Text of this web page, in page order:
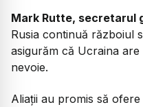
Mark Rutte, secretarul
Rusia continuă războiul
asigurăm că Ucraina
nevoie.
Aliații au promis să ofere